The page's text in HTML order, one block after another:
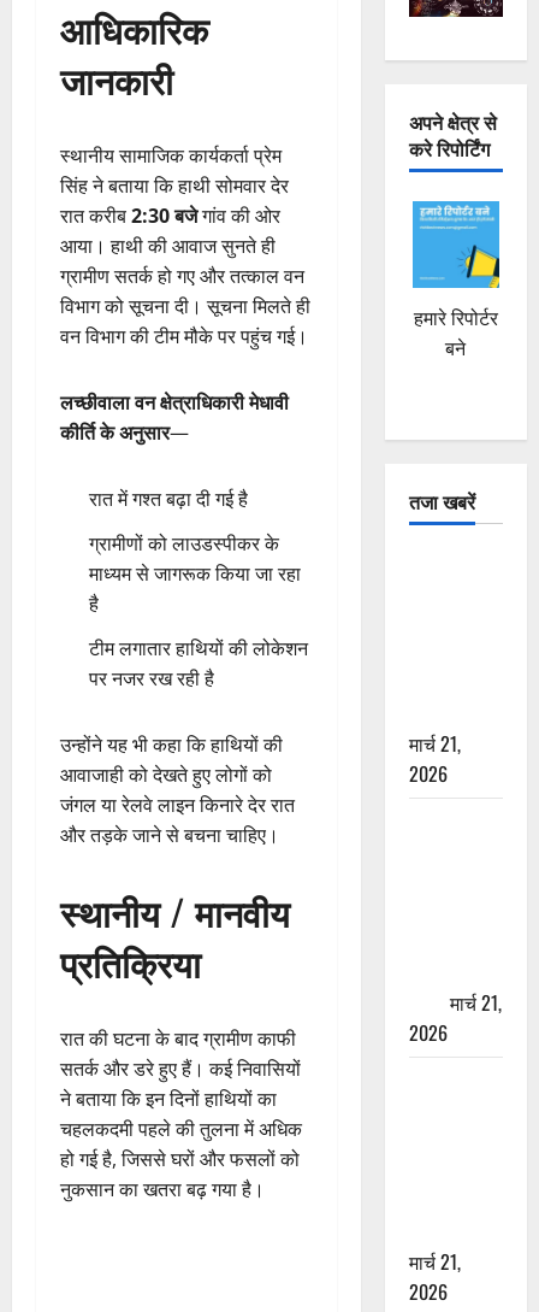
आधिकारिक
जानकारी
स्थानीय सामाजिक कार्यकर्ता प्रेम
सिंह ने बताया कि हाथी सोमवार देर
रात करीब2:30 बजेगांव की ओर
आया। हाथी की आवाज सुनते ही
ग्रामीण सतर्क हो गए और तत्काल वन
विभाग को सूचना दी। सूचना मिलते ही
वन विभाग की टीम मौके पर पहुंच गई।
लच्छीवाला वन क्षेत्राधिकारी मेधावी
कीर्ति के अनुसार—
रात में गश्त बढ़ा दी गई है
ग्रामीणों को लाउडस्पीकर के
माध्यम से जागरूक किया जा रहा
है
टीम लगातार हाथियों की लोकेशन
पर नजर रख रही है
उन्होंने यह भी कहा कि हाथियों की
आवाजाही को देखते हुए लोगों को
जंगल या रेलवे लाइन किनारे देर रात
और तड़के जाने से बचना चाहिए।
स्थानीय / मानवीय
प्रतिक्रिया
रात की घटना के बाद ग्रामीण काफी
सतर्क और डरे हुए हैं। कई निवासियों
ने बताया कि इन दिनों हाथियों का
चहलकदमी पहले की तुलना में अधिक
हो गई है, जिससे घरों और फसलों को
नुकसान का खतरा बढ़ गया है।
अपने क्षेत्र से
करे रिपोर्टिंग
हमारे रिपोर्टर
बने
तजा खबरें
मार्च 21,
2026
मार्च 21,
2026
मार्च 21,
2026